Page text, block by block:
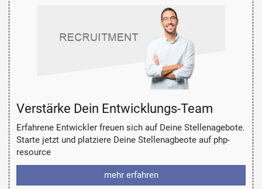
Verstärke Dein Entwicklungs-Team
Erfahrene Entwickler freuen sich auf Deine Stellenagebote.
Starte jetzt und platziere Deine Stellenagbeote auf php-
resource
mehr erfahren